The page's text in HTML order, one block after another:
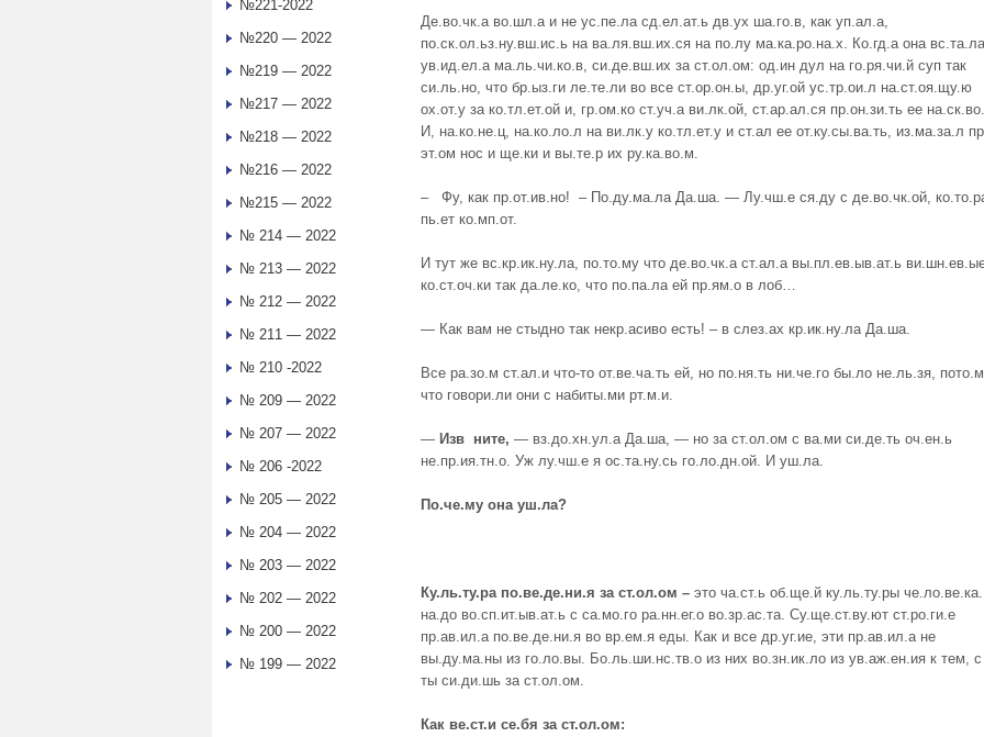
Де.во.чк.а во.шл.а и не ус.пе.ла сд.ел.ат.ь дв.ух ша.го.в, как уп.ал.а,
по.ск.ол.ьз.ну.вш.ис.ь на ва.ля.вш.их.ся на по.лу ма.ка.ро.на.х. Ко.гд.а она
ув.ид.ел.а ма.ль.чи.ко.в, си.де.вш.их за ст.ол.ом: од.ин дул на го.ря.чи.й суп так
си.ль.но, что бр.ыз.ги ле.те.ли во все ст.ор.он.ы, др.уг.ой ус.тр.ои.л на.ст.оя.щу.ю
ох.от.у за ко.тл.ет.ой и, гр.ом.ко ст.уч.а ви.лк.ой, ст.ар.ал.ся пр.он.зи.ть ее
И, на.ко.не.ц, на.ко.ло.л на ви.лк.у ко.тл.ет.у и ст.ал ее от.ку.сы.ва.ть, из.ма.за.л
эт.ом нос и ще.ки и вы.те.р их ру.ка.во.м.
– Фу, как пр.от.ив.но! – По.ду.ма.ла Да.ша. — Лу.чш.е ся.ду с де.во.чк.ой,
пь.ет ко.мп.от.
И тут же вс.кр.ик.ну.ла, по.то.му что де.во.чк.а ст.ал.а вы.пл.ев.ыв.ат.ь
ко.ст.оч.ки так да.ле.ко, что по.па.ла ей пр.ям.о в лоб…
— Как вам не стыдно так некр.асиво есть! – в слез.ах кр.ик.ну.ла Да.ша.
Все ра.зо.м ст.ал.и что-то от.ве.ча.ть ей, но по.ня.ть ни.че.го бы.ло не.ль.зя,
что говори.ли они с набиты.ми рт.м.и.
— Изв ните, — вз.до.хн.ул.а Да.ша, — но за ст.ол.ом с ва.ми си.де.ть оч.ен.ь
не.пр.ия.тн.о. Уж лу.чш.е я ос.та.ну.сь го.ло.дн.ой. И уш.ла.
По.че.му она уш.ла?
Ку.ль.ту.ра по.ве.де.ни.я за ст.ол.ом – это ча.ст.ь об.ще.й ку.ль.ту.ры
на.до во.сп.ит.ыв.ат.ь с са.мо.го ра.нн.ег.о во.зр.ас.та. Су.ще.ст.ву.ют ст.ро.ги.е
пр.ав.ил.а по.ве.де.ни.я во вр.ем.я еды. Как и все др.уг.ие, эти пр.ав.ил.а не
вы.ду.ма.ны из го.ло.вы. Бо.ль.ши.нс.тв.о из них во.зн.ик.ло из ув.аж.ен.ия к тем,
ты си.ди.шь за ст.ол.ом.
Как ве.ст.и се.бя за ст.ол.ом:
№221-2022
№220 — 2022
№219 — 2022
№217 — 2022
№218 — 2022
№216 — 2022
№215 — 2022
№ 214 — 2022
№ 213 — 2022
№ 212 — 2022
№ 211 — 2022
№ 210 -2022
№ 209 — 2022
№ 207 — 2022
№ 206 -2022
№ 205 — 2022
№ 204 — 2022
№ 203 — 2022
№ 202 — 2022
№ 200 — 2022
№ 199 — 2022